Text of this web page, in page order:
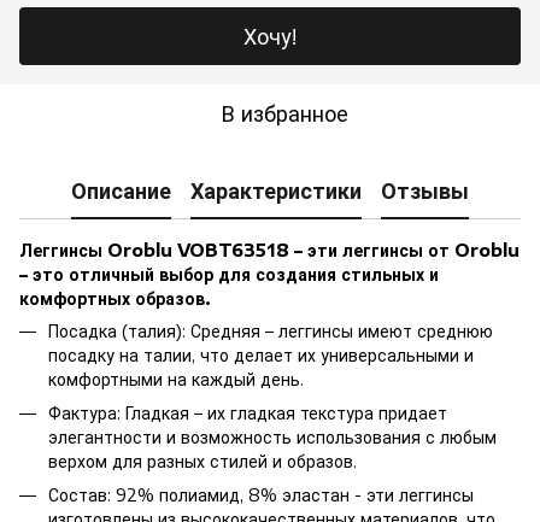
Хочу!
В избранное
Описание Характеристики Отзывы
Леггинсы Oroblu VOBT63518 – эти леггинсы от Oroblu
– это отличный выбор для создания стильных и
комфортных образов.
Посадка (талия): Средняя – леггинсы имеют среднюю
посадку на талии, что делает их универсальными и
комфортными на каждый день.
Фактура: Гладкая – их гладкая текстура придает
элегантности и возможность использования с любым
верхом для разных стилей и образов.
Состав: 92% полиамид, 8% эластан - эти леггинсы